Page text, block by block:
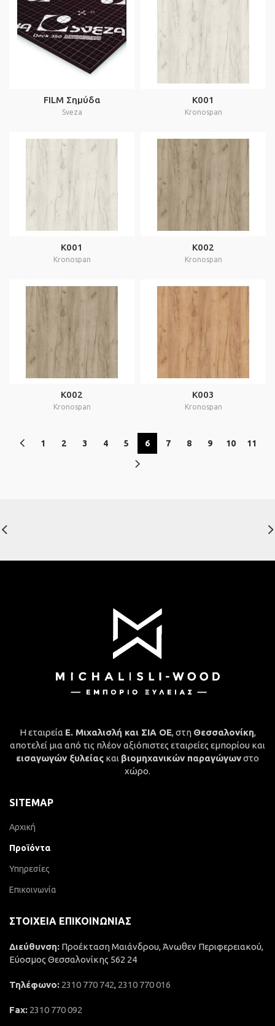
FILM Σημύδα
Sveza
K001
Kronospan
K001
Kronospan
K002
Kronospan
K002
Kronospan
K003
Kronospan
1 2 3 4 5 6 7 8 9 10 11
Η εταιρεία Ε. Μιχαλισλή και ΣΙΑ ΟΕ, στη Θεσσαλονίκη,
αποτελεί μια από τις πλέον αξιόπιστες εταιρείες εμπορίου και
εισαγωγών ξυλείας και βιομηχανικών παραγώγωνστο
χώρο.
SITEMAP
Αρχική
Προϊόντα
Υπηρεσίες
Επικοινωνία
ΣΤΟΙΧΕΊΑ ΕΠΙΚΟΙΝΩΝΊΑΣ
Διεύθυνση: Προέκταση Μαιάνδρου, Άνωθεν Περιφερειακού,
Εύοσμος Θεσσαλονίκης 562 24
Τηλέφωνο: 2310 770 742, 2310 770 016
Fax: 2310 770 092